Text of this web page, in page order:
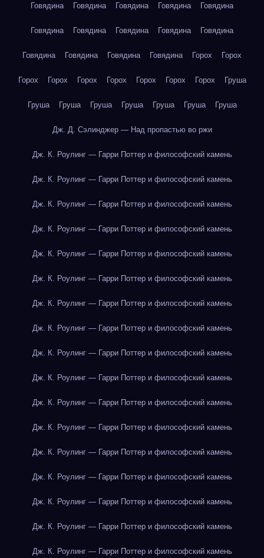
Говядина Говядина Говядина Говядина Говядина
Говядина Говядина Говядина Говядина Говядина
Говядина Говядина Говядина Говядина Горох Горох
Горох Горох Горох Горох Горох Горох Горох Груша
Груша Груша Груша Груша Груша Груша Груша
Дж. Д. Сэлинджер — Над пропастью во ржи
Дж. К. Роулинг — Гарри Поттер и философский камень
Дж. К. Роулинг — Гарри Поттер и философский камень
Дж. К. Роулинг — Гарри Поттер и философский камень
Дж. К. Роулинг — Гарри Поттер и философский камень
Дж. К. Роулинг — Гарри Поттер и философский камень
Дж. К. Роулинг — Гарри Поттер и философский камень
Дж. К. Роулинг — Гарри Поттер и философский камень
Дж. К. Роулинг — Гарри Поттер и философский камень
Дж. К. Роулинг — Гарри Поттер и философский камень
Дж. К. Роулинг — Гарри Поттер и философский камень
Дж. К. Роулинг — Гарри Поттер и философский камень
Дж. К. Роулинг — Гарри Поттер и философский камень
Дж. К. Роулинг — Гарри Поттер и философский камень
Дж. К. Роулинг — Гарри Поттер и философский камень
Дж. К. Роулинг — Гарри Поттер и философский камень
Дж. К. Роулинг — Гарри Поттер и философский камень
Дж. К. Роулинг — Гарри Поттер и философский камень